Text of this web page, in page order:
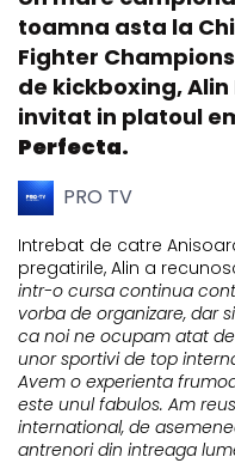
toamna asta la
Fighter
de kickboxing,
invitat in platoul
Perfecta.
PRO TV
Intrebat de catre
pregatirile, Alin a
intr-o cursa continua
vorba de organizare, dar
ca noi ne ocupam atat
unor sportivi de top
Avem o experienta
este unul fabulos. Am
international, de
antrenori din intreaga